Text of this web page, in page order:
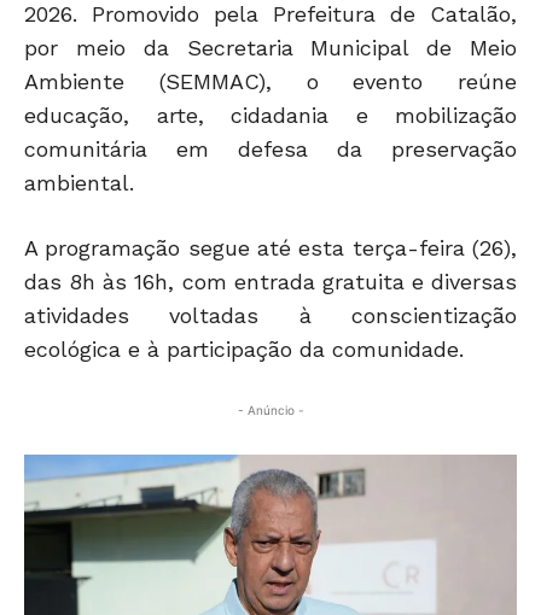
2026. Promovido pela Prefeitura de Catalão,
por meio da Secretaria Municipal de Meio
Ambiente (SEMMAC), o evento reúne
educação, arte, cidadania e mobilização
comunitária em defesa da preservação
ambiental.
A programação segue até esta terça-feira (26),
das 8h às 16h, com entrada gratuita e diversas
atividades voltadas à conscientização
ecológica e à participação da comunidade.
- Anúncio -